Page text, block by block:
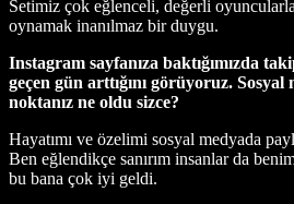
Setimiz çok eğlenceli, değerli
oynamak inanılmaz bir duygu.
Instagram sayfanıza baktığımızda
geçen gün arttığını görüyoruz.
noktanız ne oldu sizce?
Hayatımı ve özelimi sosyal medyada
Ben eğlendikçe sanırım insanlar da
bu bana çok iyi geldi.